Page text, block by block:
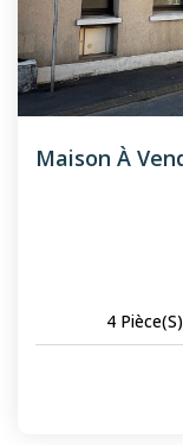
4 Pièce(s)